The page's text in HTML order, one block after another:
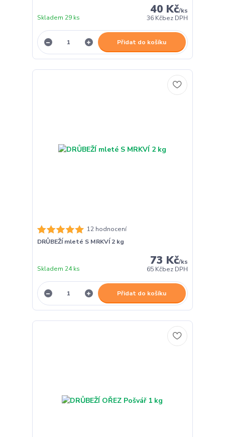
40 Kč/ks
36 Kčbez DPH
Skladem 29 ks
Přidat do košíku
12 hodnocení
DRŮBEŽÍ mleté S MRKVÍ 2 kg
73 Kč/ks
65 Kčbez DPH
Skladem 24 ks
Přidat do košíku